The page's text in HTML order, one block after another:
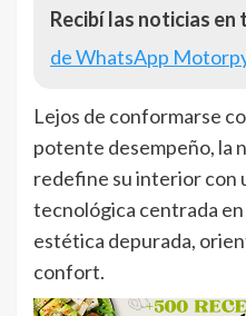
Recibí las noticias en
de WhatsApp
Lejos de conformarse
potente desempeño, la
redefine su interior con
tecnológica centrada
estética depurada,
confort.